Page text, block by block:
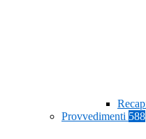
Provvedimenti 588